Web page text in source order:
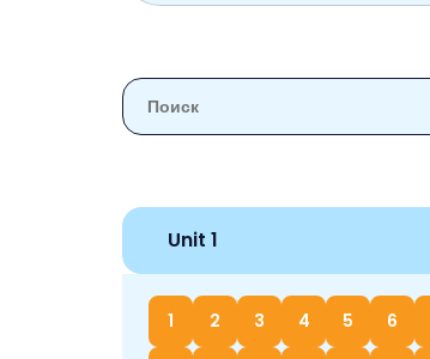
Unit 1
1 2 3 4 5 6